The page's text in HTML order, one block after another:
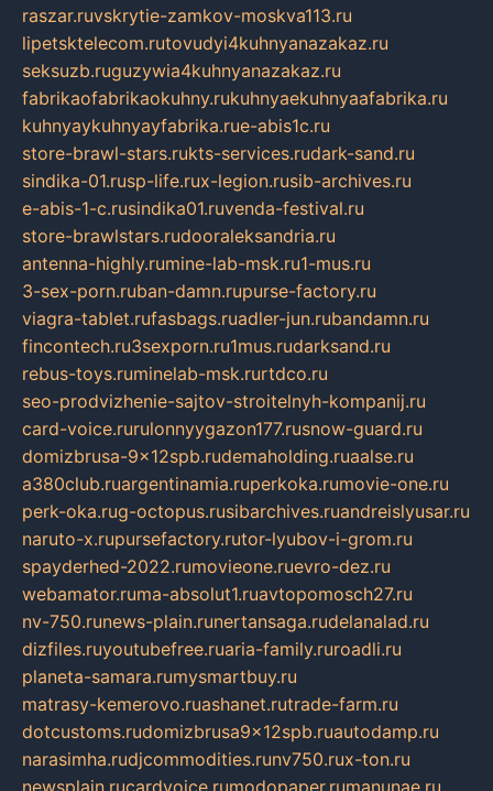
raszar.ruvskrytie-zamkov-moskva113.ru
lipetsktelecom.rutovudyi4kuhnyanazakaz.ru
seksuzb.ruguzywia4kuhnyanazakaz.ru
fabrikaofabrikaokuhny.rukuhnyaekuhnyaafabrika.ru
kuhnyaykuhnyayfabrika.rue-abis1c.ru
store-brawl-stars.rukts-services.rudark-sand.ru
sindika-01.rusp-life.rux-legion.rusib-archives.ru
e-abis-1-c.rusindika01.ruvenda-festival.ru
store-brawlstars.rudooraleksandria.ru
antenna-highly.rumine-lab-msk.ru1-mus.ru
3-sex-porn.ruban-damn.rupurse-factory.ru
viagra-tablet.rufasbags.ruadler-jun.rubandamn.ru
fincontech.ru3sexporn.ru1mus.rudarksand.ru
rebus-toys.ruminelab-msk.rurtdco.ru
seo-prodvizhenie-sajtov-stroitelnyh-kompanij.ru
card-voice.rurulonnyygazon177.rusnow-guard.ru
domizbrusa-9x12spb.rudemaholding.ruaalse.ru
a380club.ruargentinamia.ruperkoka.rumovie-one.ru
perk-oka.rug-octopus.rusibarchives.ruandreislyusar.ru
naruto-x.rupursefactory.rutor-lyubov-i-grom.ru
spayderhed-2022.rumovieone.ruevro-dez.ru
webamator.ruma-absolut1.ruavtopomosch27.ru
nv-750.runews-plain.runertansaga.rudelanalad.ru
dizfiles.ruyoutubefree.ruaria-family.ruroadli.ru
planeta-samara.rumysmartbuy.ru
matrasy-kemerovo.ruashanet.rutrade-farm.ru
dotcustoms.rudomizbrusa9x12spb.ruautodamp.ru
narasimha.rudjcommodities.runv750.rux-ton.ru
newsplain.rucardvoice.rumodopaper.rumanunae.ru